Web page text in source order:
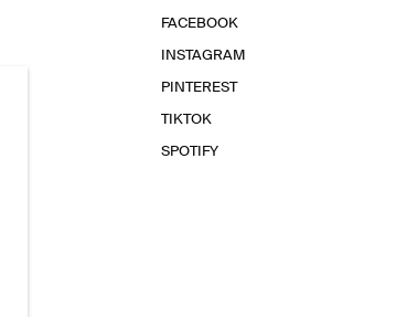
FACEBOOK
INSTAGRAM
PINTEREST
TIKTOK
SPOTIFY